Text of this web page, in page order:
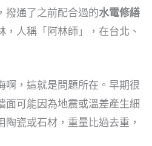
撥通了之前配合過的水電修繕
人稱「阿林師」，在台北、
啊，這就是問題所在。早期很
面可能因為地震或溫差產生細
瓷或石材，重量比過去重，